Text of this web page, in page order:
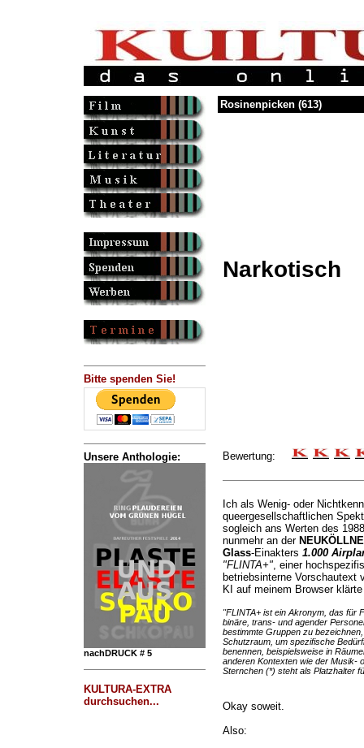
Bitte spenden Sie!
Unsere Anthologie:
nachDRUCK # 5
KULTURA-EXTRA
durchsuchen...
Rosinenpicken (613)
Narkotisch
Bewertung:
Ich als Wenig- oder
queergesellschaftlichen
sogleich ans Werten des
nunmehr an der
Glass-Einakters 1.000
"FLINTA+", einer
betriebsinterne Vorschautext
KI auf meinem Browser
"FLINTA+ ist ein Akronym, das für
binäre, trans- und agender
bestimmte Gruppen zu
Schutzraum, um spezifische
benennen, beispielsweise in
anderen Kontexten wie der Musik-
Sternchen (*) steht als Platzhalter
Okay soweit.
Also: